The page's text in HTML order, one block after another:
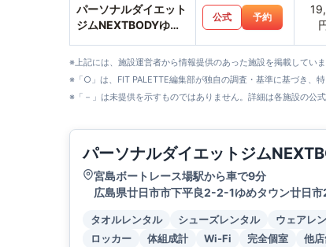
パーソナルダイエット
ジムNEXTBODYゆめ
公式 予約
※上記には、施設運営者から情報提供のあった施設を掲載してい
※「○」は、FIT PALETTE編集部が独自の調査・基準に基づき、特
※「－」は未提供を示すものではありません。詳細は各施設の公式
パーソナルダイエットジム
宮島ボートレース場駅から車で9分
広島県廿日市市下平良2-2-1ゆめタウン廿日市
タオルレンタル シューズレンタル ウェアレ
ロッカー
体組成計 Wi-Fi 完全個室 他